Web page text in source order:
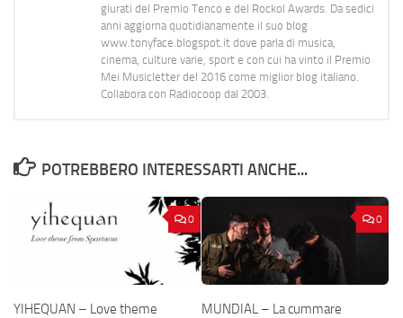
giurati del Premio Tenco e del Rockol Awards. Da sedici
anni aggiorna quotidianamente il suo blog
www.tonyface.blogspot.it dove parla di musica,
cinema, culture varie, sport e con cui ha vinto il Premio
Mei Musicletter del 2016 come miglior blog italiano.
Collabora con Radiocoop dal 2003.
POTREBBERO INTERESSARTI ANCHE...
0
YIHEQUAN – Love theme
0
MUNDIAL – La cummare